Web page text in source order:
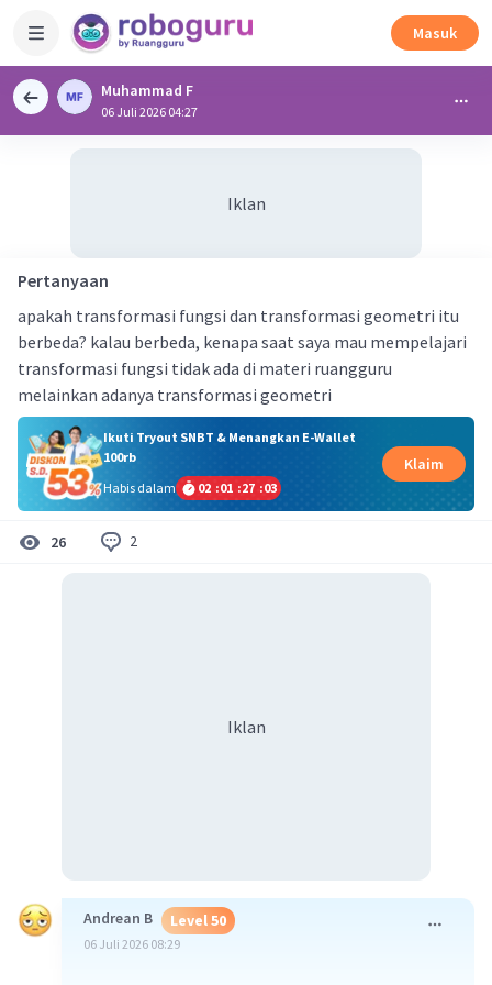
Masuk
Muhammad F
06 Juli 2026 04:27
Iklan
Pertanyaan
apakah transformasi fungsi dan transformasi geometri itu
berbeda? kalau berbeda, kenapa saat saya mau mempelajari
transformasi fungsi tidak ada di materi ruangguru
melainkan adanya transformasi geometri
Ikuti Tryout SNBT & Menangkan E-Wallet
100rb
Habis dalam
02 :01 :27 :03
Klaim
26 2
Iklan
Andrean B Level 50
06 Juli 2026 08:29